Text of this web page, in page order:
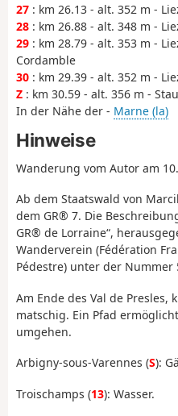
27 : km 26.13 - alt. 352 m -
28 : km 26.88 - alt. 348 m -
29 : km 28.79 - alt. 353 m -
Cordamble
30 : km 29.39 - alt. 352 m -
Z : km 30.59 - alt. 356 m -
In der Nähe der - Marne (la)
Hinweise
Wanderung vom Autor am
Ab dem Staatswald von
dem GR® 7. Die
GR® de Lorraine“,
Wanderverein (Fédération
Pédestre) unter der Nummer
Am Ende des Val de Presles,
matschig. Ein Pfad
umgehen.
Arbigny-sous-Varennes (S):
Troischamps (13): Wasser.